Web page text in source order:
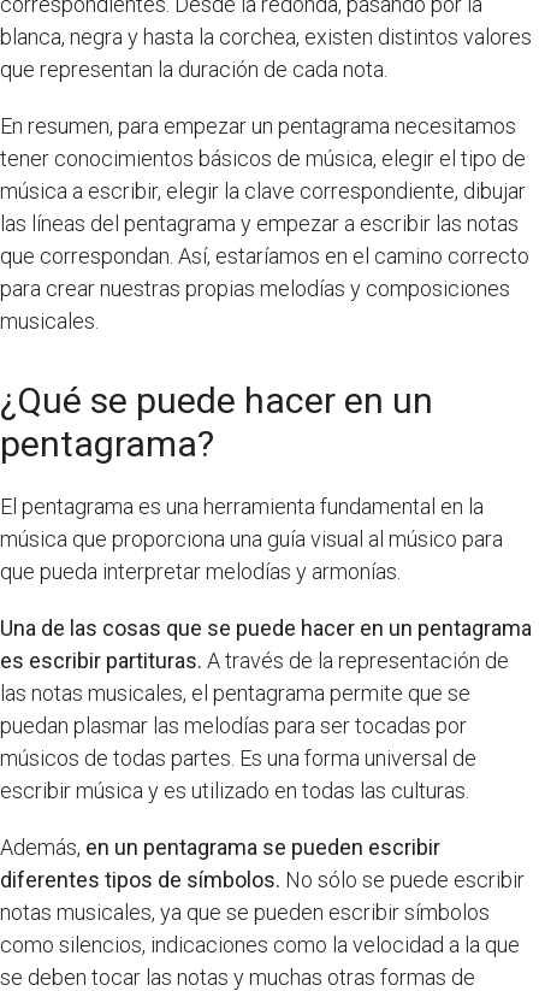
blanca, negra y hasta la corchea, existen distintos valores
que representan la duración de cada nota.
En resumen, para empezar un pentagrama necesitamos
tener conocimientos básicos de música, elegir el tipo de
música a escribir, elegir la clave correspondiente, dibujar
las líneas del pentagrama y empezar a escribir las notas
que correspondan. Así, estaríamos en el camino correcto
para crear nuestras propias melodías y composiciones
musicales.
¿Qué se puede hacer en un
pentagrama?
El pentagrama es una herramienta fundamental en la
música que proporciona una guía visual al músico para
que pueda interpretar melodías y armonías.
Una de las cosas que se puede hacer en un pentagrama
es escribir partituras. A través de la representación de
las notas musicales, el pentagrama permite que se
puedan plasmar las melodías para ser tocadas por
músicos de todas partes. Es una forma universal de
escribir música y es utilizado en todas las culturas.
Además, en un pentagrama se pueden escribir
diferentes tipos de símbolos. No sólo se puede escribir
notas musicales, ya que se pueden escribir símbolos
como silencios, indicaciones como la velocidad a la que
se deben tocar las notas y muchas otras formas de